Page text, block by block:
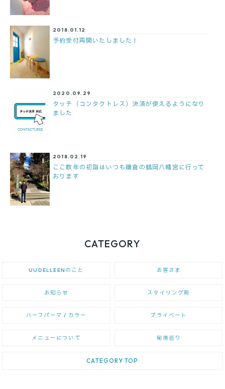
2018.01.12
予約受付再開いたしました！
2020.09.29
タッチ（コンタクトレス）決済が使えるようになり
ました
2018.02.19
ここ数年の初詣はいつも鎌倉の鶴岡八幡宮に行って
おります
CATEGORY
UUDELLEENのこと お客さま
お知らせ スタイリング剤
ハーフパーマ / カラー プライベート
メニューについて 秘湯巡り
CATEGORY TOP